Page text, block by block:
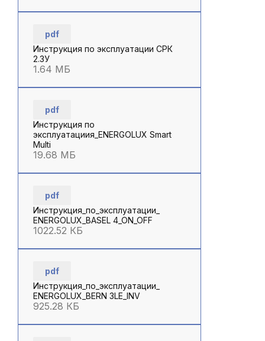
pdf
Инструкция по эксплуатации СРК
2.3У
1.64 МБ
pdf
Инструкция по
эксплуатациия_ENERGOLUX Smart
Multi
19.68 МБ
pdf
Инструкция_по_эксплуатации_
ENERGOLUX_BASEL 4_ON_OFF
1022.52 КБ
pdf
Инструкция_по_эксплуатации_
ENERGOLUX_BERN 3LE_INV
925.28 КБ